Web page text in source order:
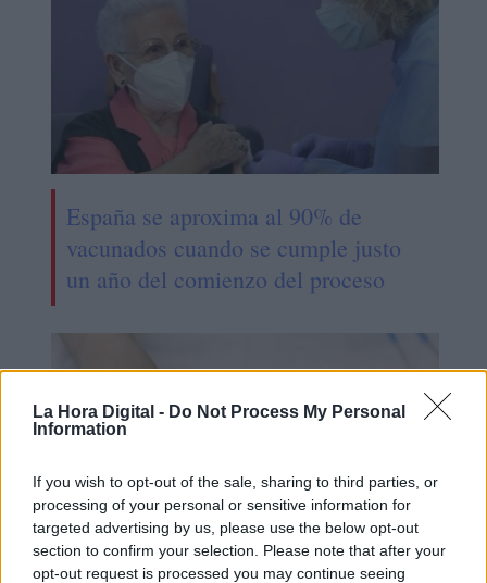
La Hora Digital - Do Not Process My Personal
Information
If you wish to opt-out of the sale, sharing to third parties, or
processing of your personal or sensitive information for
targeted advertising by us, please use the below opt-out
section to confirm your selection. Please note that after your
opt-out request is processed you may continue seeing
España se aproxima al 90% de
vacunados cuando se cumple justo
un año del comienzo del proceso